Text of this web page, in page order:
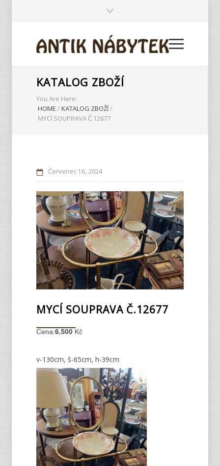
KATALOG ZBOŽÍ
You Are Here:
HOME /KATALOG ZBOŽÍ/
MYCÍ SOUPRAVA Č.12677
Červenec 16 2024
MYCÍ SOUPRAVA Č.12677
Cena:6.500 Kč
v-130cm, š-65cm, h-39cm